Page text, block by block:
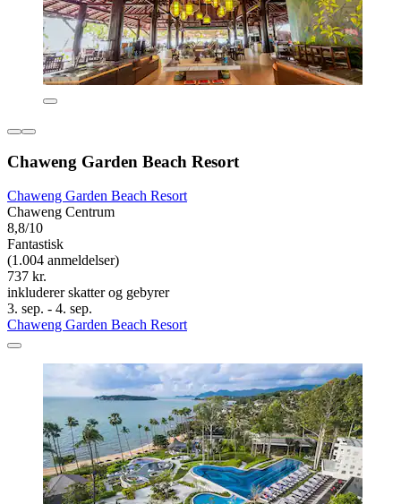
Chaweng Garden Beach Resort
Chaweng Garden Beach Resort
Chaweng Centrum
8,8/10
Fantastisk
(1.004 anmeldelser)
737 kr.
inkluderer skatter og gebyrer
3. sep. - 4. sep.
Chaweng Garden Beach Resort